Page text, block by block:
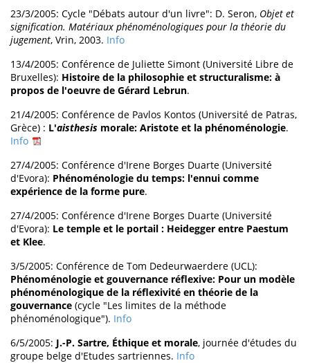
23/3/2005: Cycle "Débats autour d'un livre": D. Seron, Objet et
signification. Matériaux phénoménologiques pour la théorie du
jugement, Vrin, 2003. Info
13/4/2005: Conférence de Juliette Simont (Université Libre de
Bruxelles): Histoire de la philosophie et structuralisme: à
propos de l'oeuvre de Gérard Lebrun.
21/4/2005: Conférence de Pavlos Kontos (Université de Patras,
Grèce) : L'aisthesis morale: Aristote et la phénoménologie.
Info
27/4/2005: Conférence d'Irene Borges Duarte (Université
d'Evora): Phénoménologie du temps: l'ennui comme
expérience de la forme pure.
27/4/2005: Conférence d'Irene Borges Duarte (Université
d'Evora): Le temple et le portail : Heidegger entre Paestum
et Klee.
3/5/2005: Conférence de Tom Dedeurwaerdere (UCL):
Phénoménologie et gouvernance réflexive: Pour un modèle
phénoménologique de la réflexivité en théorie de la
gouvernance (cycle "Les limites de la méthode
phénoménologique"). Info
6/5/2005: J.-P. Sartre, Éthique et morale, journée d'études du
groupe belge d'Etudes sartriennes. Info